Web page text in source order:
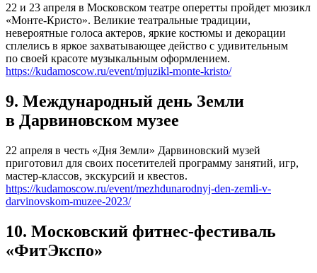
22 и 23 апреля в Московском театре оперетты пройдет мюзикл
«Монте-Кристо». Великие театральные традиции,
невероятные голоса актеров, яркие костюмы и декорации
сплелись в яркое захватывающее действо с удивительным
по своей красоте музыкальным оформлением.
https://kudamoscow.ru/event/mjuzikl-monte-kristo/
9. Международный день Земли
в Дарвиновском музее
22 апреля в честь «Дня Земли» Дарвиновский музей
приготовил для своих посетителей программу занятий, игр,
мастер-классов, экскурсий и квестов.
https://kudamoscow.ru/event/mezhdunarodnyj-den-zemli-v-
darvinovskom-muzee-2023/
10. Московский фитнес-фестиваль
«ФитЭкспо»